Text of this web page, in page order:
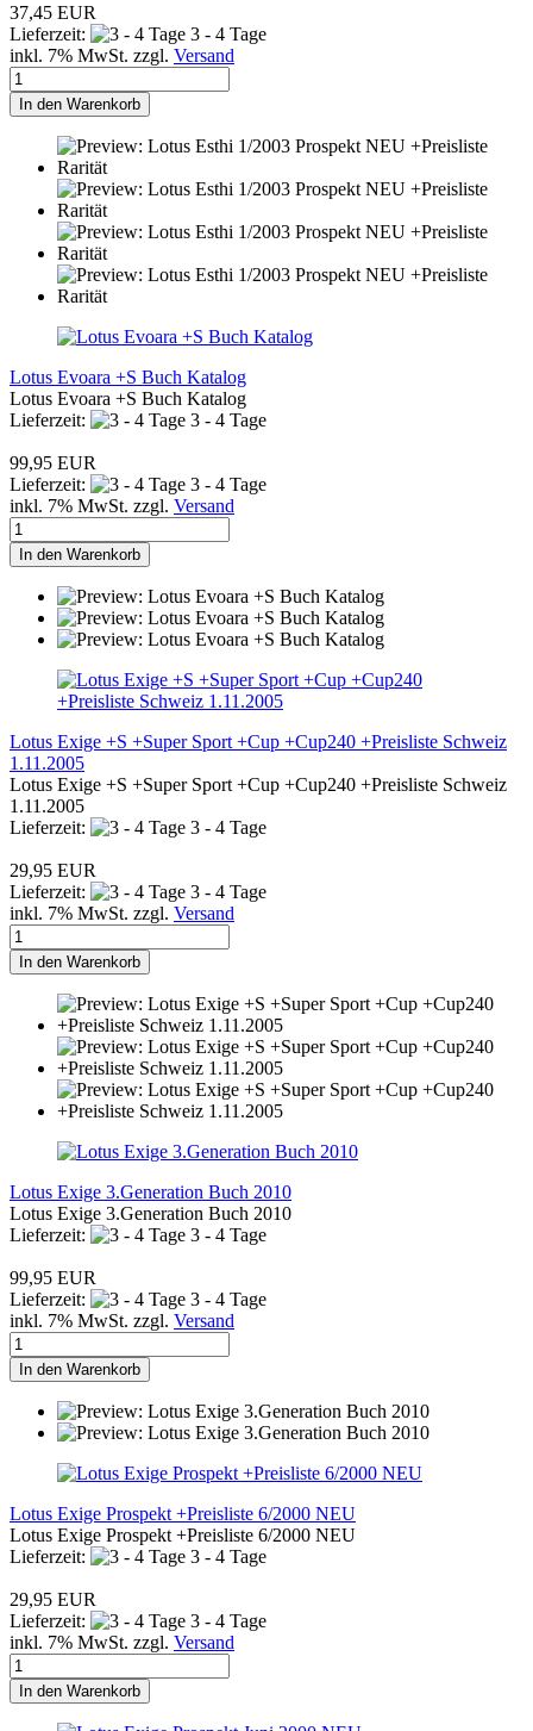
37,45 EUR
Lieferzeit:
3 - 4 Tage
inkl. 7% MwSt. zzgl. Versand
In den Warenkorb
Lotus Evoara +S Buch Katalog
Lotus Evoara +S Buch Katalog
Lieferzeit:
3 - 4 Tage
99,95 EUR
Lieferzeit:
3 - 4 Tage
inkl. 7% MwSt. zzgl. Versand
In den Warenkorb
Lotus Exige +S +Super Sport +Cup +Cup240 +Preisliste Schweiz
1.11.2005
Lotus Exige +S +Super Sport +Cup +Cup240 +Preisliste Schweiz
1.11.2005
Lieferzeit:
3 - 4 Tage
29,95 EUR
Lieferzeit:
3 - 4 Tage
inkl. 7% MwSt. zzgl. Versand
In den Warenkorb
Lotus Exige 3.Generation Buch 2010
Lotus Exige 3.Generation Buch 2010
Lieferzeit:
3 - 4 Tage
99,95 EUR
Lieferzeit:
3 - 4 Tage
inkl. 7% MwSt. zzgl. Versand
In den Warenkorb
Lotus Exige Prospekt +Preisliste 6/2000 NEU
Lotus Exige Prospekt +Preisliste 6/2000 NEU
Lieferzeit:
3 - 4 Tage
29,95 EUR
Lieferzeit:
3 - 4 Tage
inkl. 7% MwSt. zzgl. Versand
In den Warenkorb